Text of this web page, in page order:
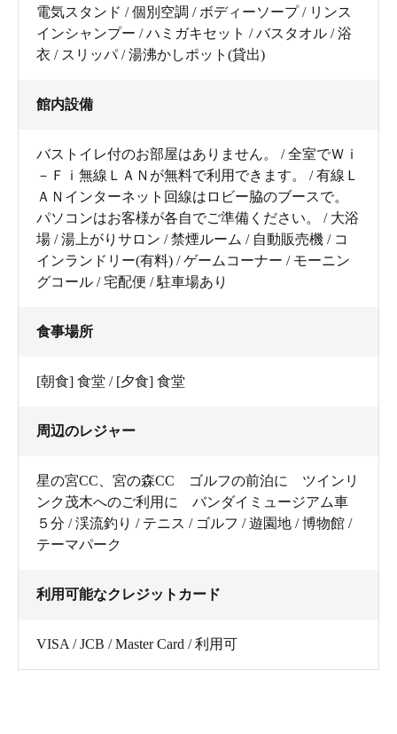
電気スタンド / 個別空調 / ボディーソープ / リンス
インシャンプー / ハミガキセット / バスタオル / 浴
衣 / スリッパ / 湯沸かしポット(貸出)
館内設備
バストイレ付のお部屋はありません。 / 全室でＷｉ
－Ｆｉ無線ＬＡＮが無料で利用できます。 / 有線Ｌ
ＡＮインターネット回線はロビー脇のブースで。
パソコンはお客様が各自でご準備ください。 / 大浴
場 / 湯上がりサロン / 禁煙ルーム / 自動販売機 / コ
インランドリー(有料) / ゲームコーナー / モーニン
グコール / 宅配便 / 駐車場あり
食事場所
[朝食] 食堂 / [夕食] 食堂
周辺のレジャー
星の宮CC、宮の森CC ゴルフの前泊に ツインリ
ンク茂木へのご利用に バンダイミュージアム車
５分 / 渓流釣り / テニス / ゴルフ / 遊園地 / 博物館 /
テーマパーク
利用可能なクレジットカード
VISA / JCB / Master Card / 利用可